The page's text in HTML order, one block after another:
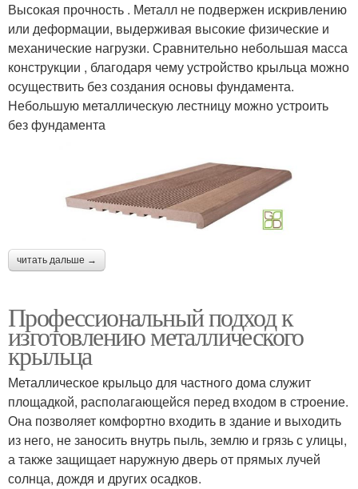
Высокая прочность . Металл не подвержен искривлению
или деформации, выдерживая высокие физические и
механические нагрузки. Сравнительно небольшая масса
конструкции , благодаря чему устройство крыльца можно
осуществить без создания основы фундамента.
Небольшую металлическую лестницу можно устроить
без фундамента
читать дальше →
Профессиональный подход к
изготовлению металлического
крыльца
Металлическое крыльцо для частного дома служит
площадкой, располагающейся перед входом в строение.
Она позволяет комфортно входить в здание и выходить
из него, не заносить внутрь пыль, землю и грязь с улицы,
а также защищает наружную дверь от прямых лучей
солнца, дождя и других осадков.